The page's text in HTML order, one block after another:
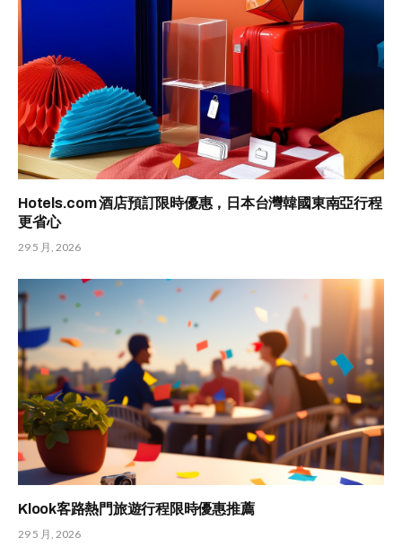
Hotels.com 酒店預訂限時優惠，日本台灣韓國東南亞行程
更省心
29 5 月, 2026
Klook客路熱門旅遊行程限時優惠推薦
29 5 月, 2026